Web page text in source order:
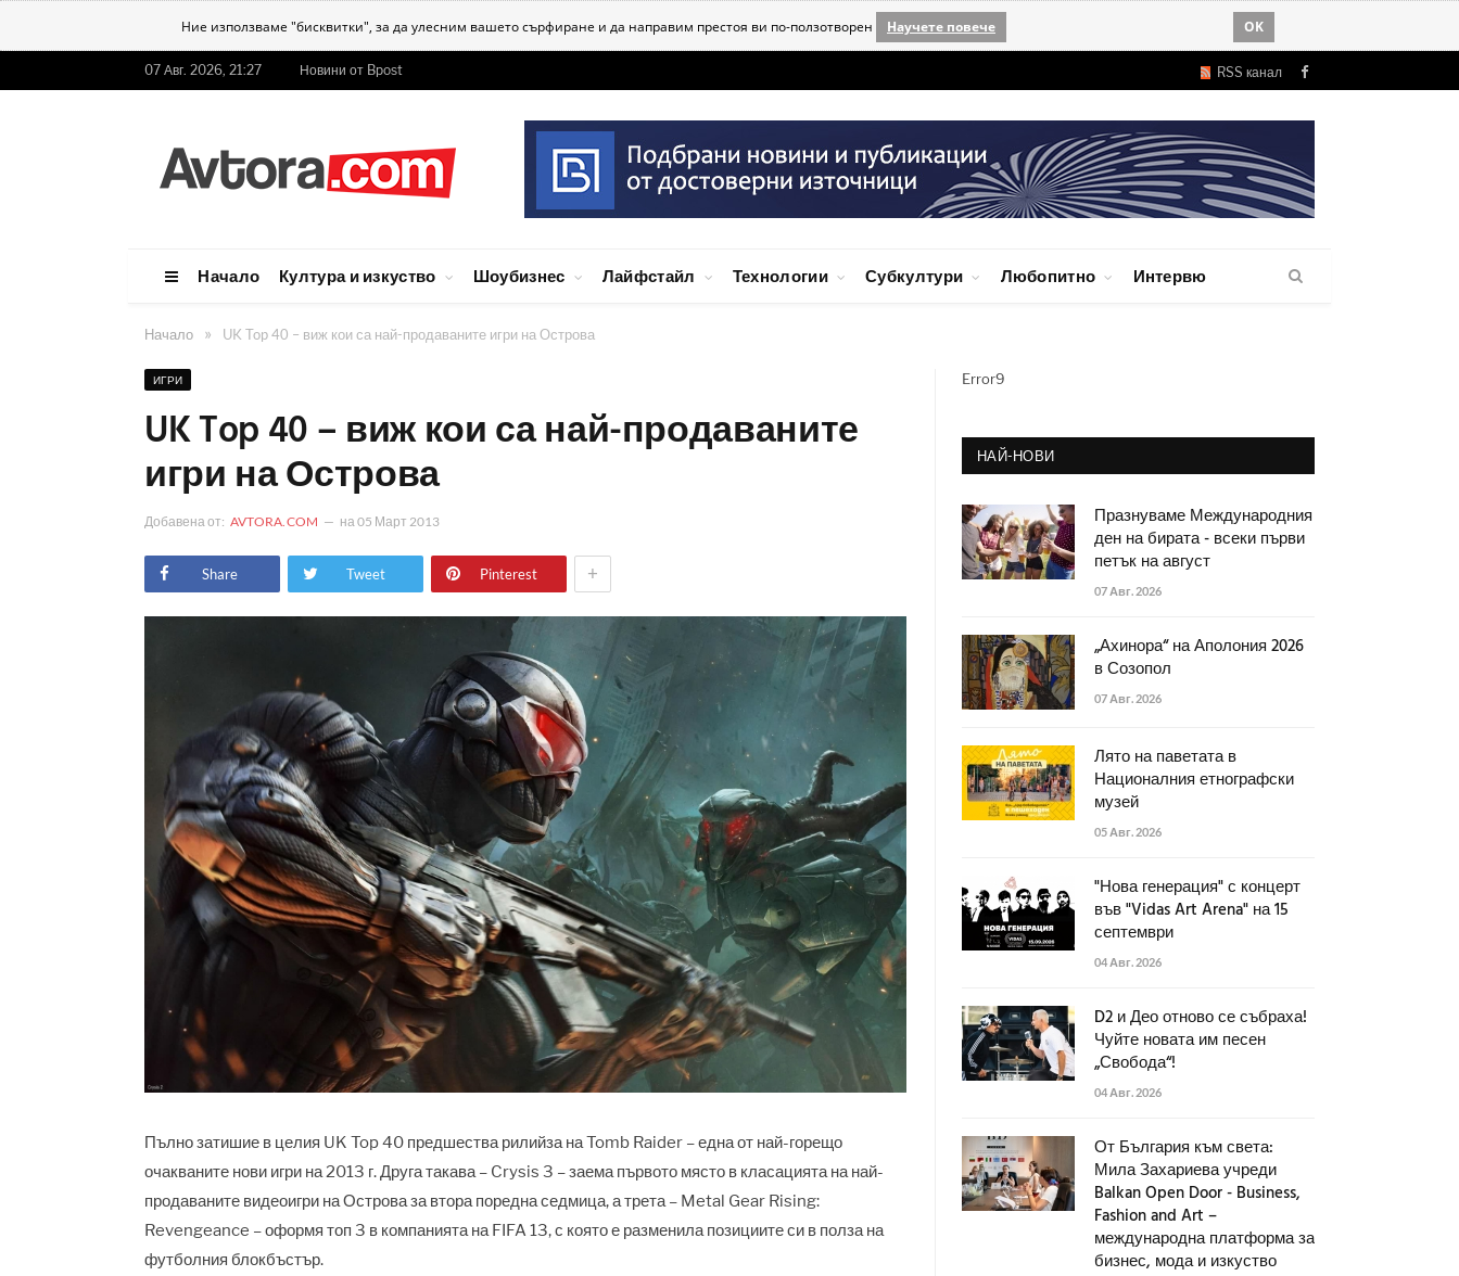
Ние използваме "бисквитки", за да улесним вашето сърфиране и да направим престоя ви по-ползотворен Научете повече OK
07 Авг. 2026, 21:27 Новини от Bpost RSS канал Facebook
Начало Култура и изкуство Шоубизнес Лайфстайл Технологии Субкултури Любопитно Интервю
Начало » UK Top 40 – виж кои са най-продаваните игри на Острова
ИГРИ
UK Top 40 – виж кои са най-продаваните
игри на Острова
Добавена от: AVTORA.COM на05 Март 2013
Share Tweet Pinterest +
Пълно затишие в целия UK Top 40 предшества рилийза на Tomb Raider – една от най-горещо
очакваните нови игри на 2013 г. Друга такава – Crysis 3 – заема първото място в класацията на най-
продаваните видеоигри на Острова за втора поредна седмица, а трета – Metal Gear Rising:
Revengeance – оформя топ 3 в компанията на FIFA 13, с която е разменила позициите си в полза на
футболния блокбъстър.
Error9
НАЙ-НОВИ
Празнуваме Международния
ден на бирата - всеки първи
петък на август
07 Авг. 2026
„Ахинора“ на Аполония 2026
в Созопол
07 Авг. 2026
Лято на паветата в
Националния етнографски
музей
05 Авг. 2026
"Нова генерация" с концерт
във "Vidas Art Arena" на 15
септември
04 Авг. 2026
D2 и Део отново се събраха!
Чуйте новата им песен
„Свобода“!
04 Авг. 2026
От България към света:
Мила Захариева учреди
Balkan Open Door - Business,
Fashion and Art –
международна платформа за
бизнес, мода и изкуство